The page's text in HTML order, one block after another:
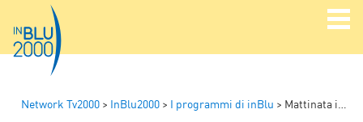
Network Tv2000 > InBlu2000 > I programmi di inBlu > Mattinata inblu, ospiti e temi: dall’11 al 15 maggio